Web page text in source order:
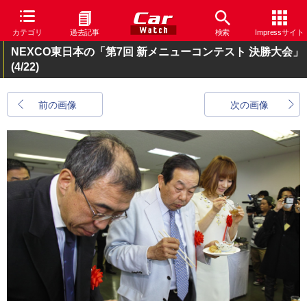
カテゴリ 過去記事 検索 Impressサイト
NEXCO東日本の「第7回 新メニューコンテスト 決勝大会」
(4/22)
前の画像 次の画像